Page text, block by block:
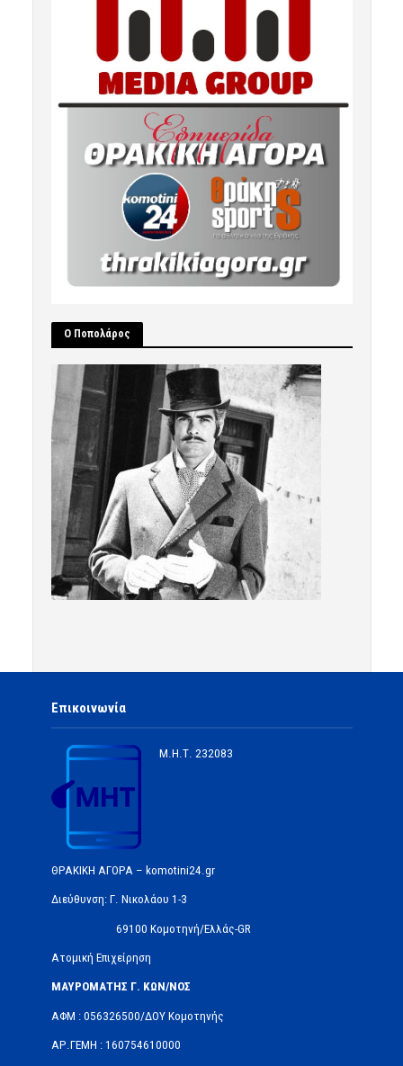
Ο Ποπολάρος
Επικοινωνία
Μ.Η.Τ. 232083
ΘΡΑΚΙΚΗ ΑΓΟΡΑ – komotini24.gr
Διεύθυνση: Γ. Νικολάου 1-3
69100 Κομοτηνή/Ελλάς-GR
Ατομική Επιχείρηση
ΜΑΥΡΟΜΑΤΗΣ Γ. ΚΩΝ/ΝΟΣ
ΑΦΜ : 056326500/ΔOΥ Κομοτηνής
ΑΡ.ΓΕΜΗ : 160754610000